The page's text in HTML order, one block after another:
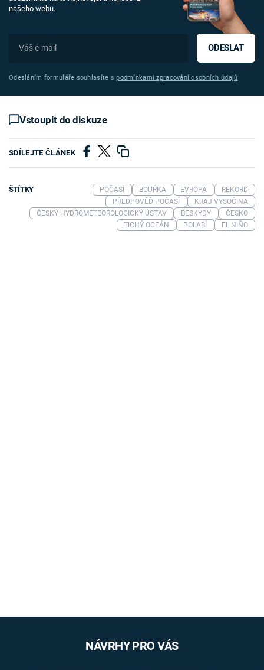
našeho webu.
ODESLAT
Odesláním formuláře souhlasíte spodmínkami zpracování osobních údajů
Vstoupit do diskuze
SDÍLEJTE ČLÁNEK
ŠTÍTKY POČASÍ BOUŘKA EVROPA
REKORD
PŘEDPOVĚĎ POČASÍ
KRAJ VYSOČINA
ČESKÝ HYDROMETEOROLOGICKÝ ÚSTAV
BESKYDY
ČESKO
TICHÝ OCEÁN
POLABÍ EL NIÑO
NÁVRHY PRO VÁS